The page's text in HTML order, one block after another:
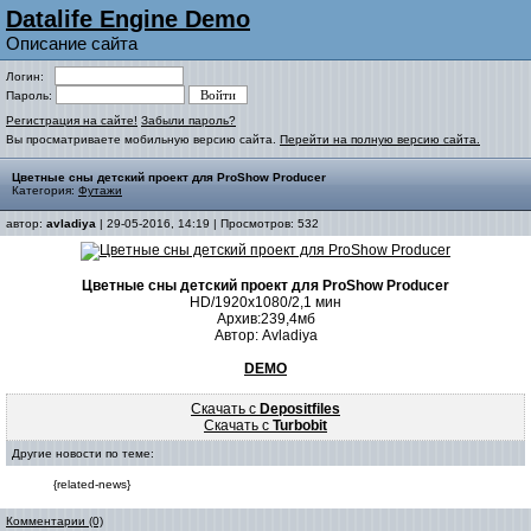
Datalife Engine Demo
Описание сайта
Логин:
Пароль:
Регистрация на сайте! Забыли пароль?
Вы просматриваете мобильную версию сайта. Перейти на полную версию сайта.
Цветные сны детский проект для ProShow Producer
Категория: Футажи
автор: avladiya | 29-05-2016, 14:19 | Просмотров: 532
Цветные сны детский проект для ProShow Producer
HD/1920х1080/2,1 мин
Архив:239,4мб
Автор: Avladiya
DEMO
Скачать с Depositfiles
Скачать с Turbobit
Другие новости по теме:
{related-news}
Комментарии (0)